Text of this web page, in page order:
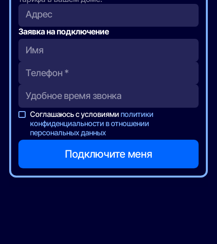
Адрес
Заявка на подключение
Соглашаюсь с условиямиполитики
конфиденциальности в отношении
персональных данных